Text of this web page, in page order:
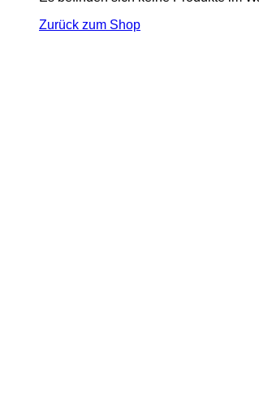
Zurück zum Shop